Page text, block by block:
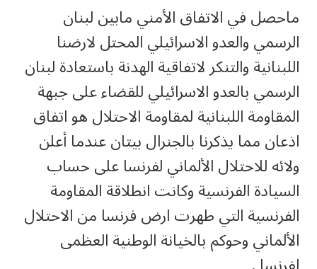
ماحصل في الاتفاق الأمني مابين لبنان
الرسمي والعدو الاسرائيلي المحتل لارضنا
اللبنانية والتنكر لاتفاقية الهدنة باستعادة لبنان
الرسمي بالعدو الاسرائيلي للقضاء على جبهة
المقاومة اللبنانية لمقاومة الاحتلال هو اتفاق
اذعان مما يذكرنا بالجنرال بيتان عندما أعلن
ولائه للاحتلال الألماني لفرنسا على حساب
السيادة الفرنسية وكانت انطلاقة المقاومة
الفرنسية التي طهرت ارض فرنسا من الاحتلال
الألماني وحوكم بالخيانة الوطنية العظمى